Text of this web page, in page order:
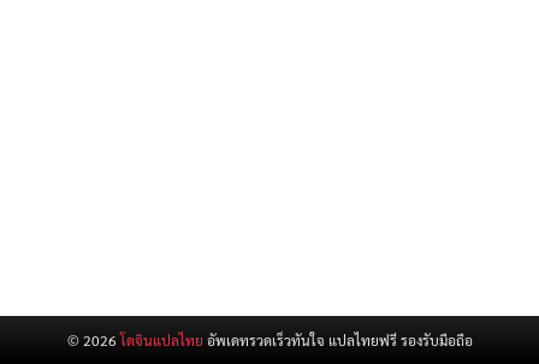
© 2026โดจินแปลไทย อัพเดทรวดเร็วทันใจ แปลไทยฟรี รองรับมือถือ